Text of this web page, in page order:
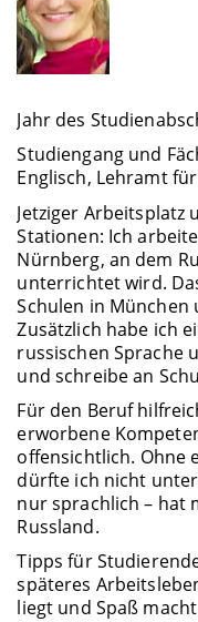
Jahr des
Studiengang und
Englisch, Lehramt
Jetziger Arbeitsplatz
Stationen: Ich
Nürnberg, an dem
unterrichtet wird.
Schulen in
Zusätzlich habe ich
russischen Sprache
und schreibe an
Für den Beruf
erworbene
offensichtlich. Ohne
dürfte ich nicht
nur sprachlich – hat
Russland.
Tipps für
späteres
liegt und Spaß